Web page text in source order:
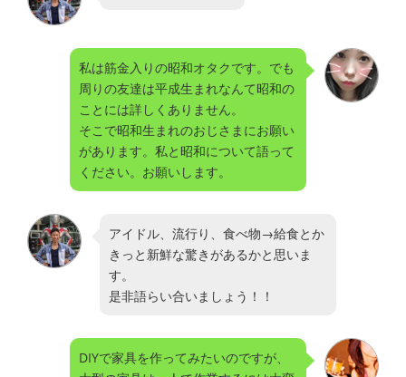
私は筋金入りの昭和オタクです。でも
周りの友達は平成生まれなんて昭和の
ことには詳しくありません。
そこで昭和生まれのおじさまにお願い
があります。私と昭和について語って
ください。お願いします。
アイドル、流行り、食べ物→給食とか
きっと新鮮な驚きがあるかと思いま
す。
是非語らい合いましょう！！
DIYで家具を作ってみたいのですが、